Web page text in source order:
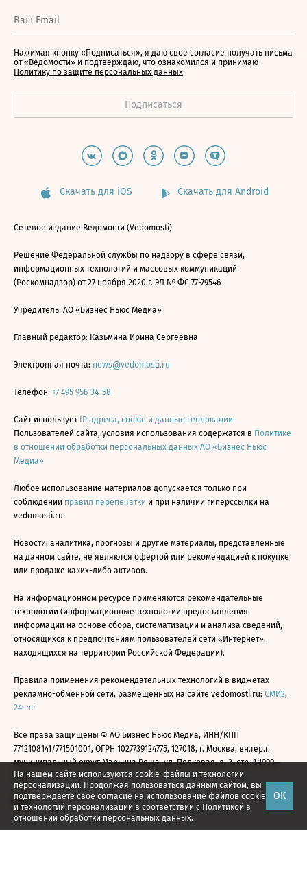
На нашем сайте используются cookie-файлы и технологии
персонализации. Продолжая пользоваться данным сайтом, вы
подтверждаете свое согласие на использование файлов cookie
и технологий персонализации в соответствии с Политикой в
отношении обработки персональных данных.
ОК
Нажимая кнопку «Подписаться», я даю свое согласие получать письма
от «Ведомости» и подтверждаю, что ознакомился и принимаю
Политику по защите персональных данных
Скачать для iOS Скачать для Android
Сетевое издание Ведомости (Vedomosti)
Решение Федеральной службы по надзору в сфере связи,
информационных технологий и массовых коммуникаций
(Роскомнадзор) от 27 ноября 2020 г. ЭЛ № ФС 77-79546
Учредитель: АО «Бизнес Ньюс Медиа»
Главный редактор: Казьмина Ирина Сергеевна
Электронная почта: news@vedomosti.ru
Телефон: +7 495 956-34-58
Сайт использует IP адреса, cookie и данные геолокации
Пользователей сайта, условия использования содержатся в Политике
в отношении обработки персональных данных АО «Бизнес Ньюс
Медиа»
Любое использование материалов допускается только при
соблюдении правил перепечатки и при наличии гиперссылки на
vedomosti.ru
Новости, аналитика, прогнозы и другие материалы, представленные
на данном сайте, не являются офертой или рекомендацией к покупке
или продаже каких-либо активов.
На информационном ресурсе применяются рекомендательные
технологии (информационные технологии предоставления
информации на основе сбора, систематизации и анализа сведений,
относящихся к предпочтениям пользователей сети «Интернет»,
находящихся на территории Российской Федерации).
Правила применения рекомендательных технологий в виджетах
рекламно-обменной сети, размещенных на сайте vedomosti.ru: СМИ2,
24smi
Все права защищены © АО Бизнес Ньюс Медиа, ИНН/КПП
7712108141/771501001, ОГРН 1027739124775, 127018, г. Москва, вн.тер.г.
муниципальный округ Марьина Роща, ул. Полковая, д. 3, стр. 1 1999—
2026